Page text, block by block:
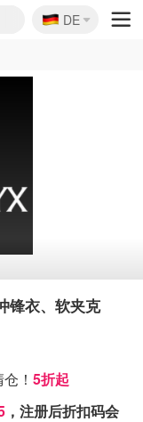
🇩🇪
DE
锋衣、软夹克
！ 5折起
，注册后折扣码会